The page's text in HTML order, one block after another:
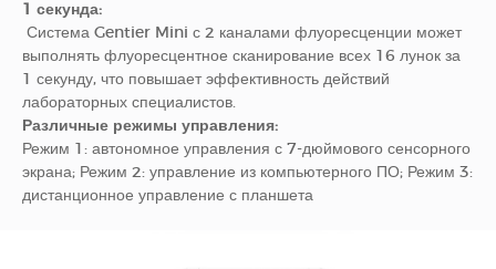
1 секунда:
Система Gentier Mini с 2 каналами флуоресценции может
выполнять флуоресцентное сканирование всех 16 лунок за
1 секунду, что повышает эффективность действий
лабораторных специалистов.
Различные режимы управления:
Режим 1: автономное управления с 7-дюймового сенсорного
экрана; Режим 2: управление из компьютерного ПО; Режим 3:
дистанционное управление с планшета